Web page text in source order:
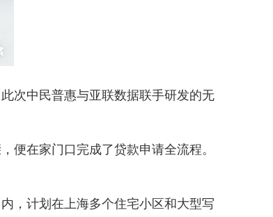
次中民普惠与亚联数据联手研发的无
在家门口完成了贷款申请全流程。
，计划在上海多个住宅小区和大型写